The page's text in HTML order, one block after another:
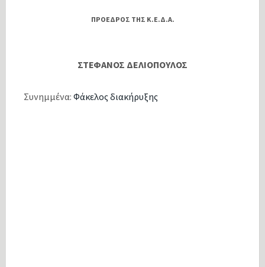
ΠΡΟΕΔΡΟΣ ΤΗΣ Κ.Ε.Δ.Α.
ΣΤΕΦΑΝΟΣ ΔΕΛΙΟΠΟΥΛΟΣ
Συνημμένα: Φάκελος διακήρυξης